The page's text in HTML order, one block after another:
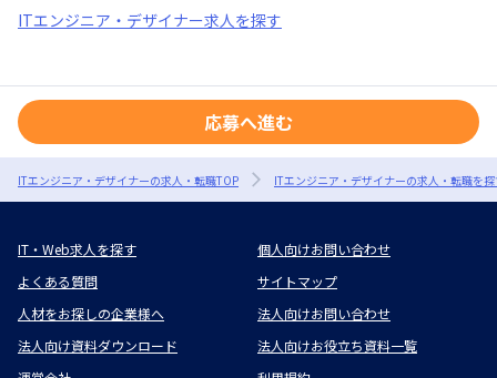
ITエンジニア・デザイナー求人を探す
応募へ進む
ITエンジニア・デザイナーの求人・転職TOP ITエンジニア・デザイナーの求人・転職を
IT・Web求人を探す
個人向けお問い合わせ
よくある質問
サイトマップ
人材をお探しの企業様へ
法人向けお問い合わせ
法人向け資料ダウンロード
法人向けお役立ち資料一覧